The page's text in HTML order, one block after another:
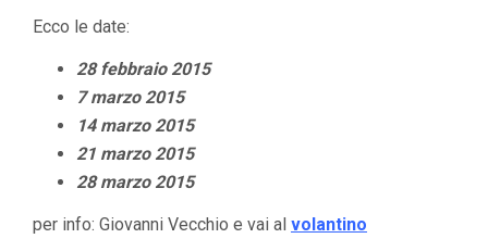
Ecco le date:
28 febbraio 2015
7 marzo 2015
14 marzo 2015
21 marzo 2015
28 marzo 2015
per info: Giovanni Vecchio e vai al volantino